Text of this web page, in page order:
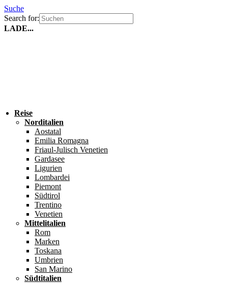
Suche
Search for:
LADE...
Reise
Norditalien
Aostatal
Emilia Romagna
Friaul-Julisch Venetien
Gardasee
Ligurien
Lombardei
Piemont
Südtirol
Trentino
Venetien
Mittelitalien
Rom
Marken
Toskana
Umbrien
San Marino
Südtitalien